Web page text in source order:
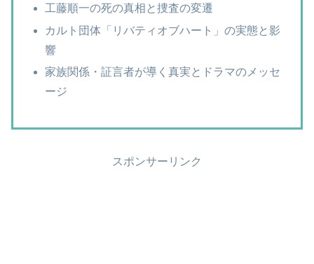
工藤順一の死の真相と捜査の変遷
カルト団体「リバティオブハート」の実態と影
響
家族関係・証言者が導く真実とドラマのメッセ
ージ
スポンサーリンク